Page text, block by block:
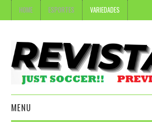
HOME ESPORTES VARIEDADES
MENU